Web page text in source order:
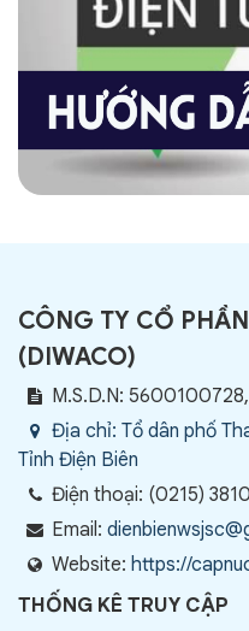
CÔNG TY CỔ
(DIWACO)
M.S.D.N:
Địa chỉ: Tổ dân phố
Tỉnh Điện Biên
Điện thoại: (0215)
Email:
Website: https://
THỐNG KÊ TRUY CẬP